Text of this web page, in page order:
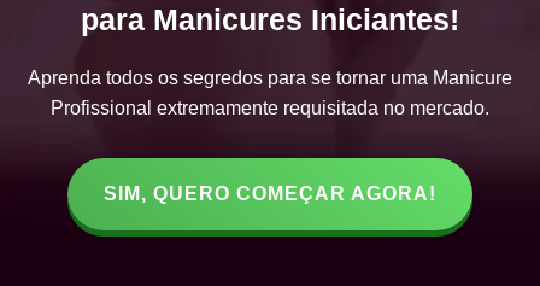
para Manicures Iniciantes!
Aprenda todos os segredos para se tornar uma Manicure
Profissional extremamente requisitada no mercado.
SIM, QUERO COMEÇAR AGORA!